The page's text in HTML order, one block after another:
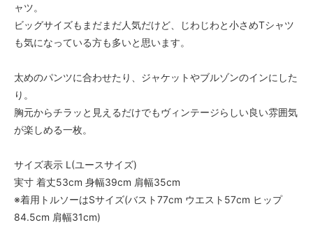
ャツ。
ビッグサイズもまだまだ人気だけど、じわじわと小さめTシャツ
も気になっている方も多いと思います。
太めのパンツに合わせたり、ジャケットやブルゾンのインにした
り。
胸元からチラッと見えるだけでもヴィンテージらしい良い雰囲気
が楽しめる一枚。
サイズ表示 L(ユースサイズ)
実寸 着丈53cm 身幅39cm 肩幅35cm
※着用トルソーはSサイズ(バスト77cm ウエスト57cm ヒップ
84.5cm 肩幅31cm)